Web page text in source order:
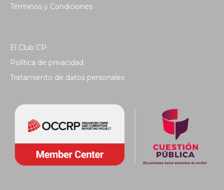
Términos y Condiciones
El Club CP
Política de privacidad
Tratamiento de datos personales